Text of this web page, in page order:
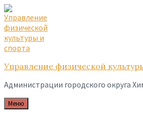
Skip
to
content
Skip
to
main
navigation
Skip
to
footer
Управление физической
Администрации городского округа
Меню